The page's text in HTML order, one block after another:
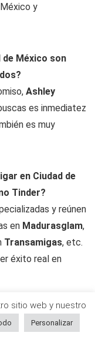
y
de México son
Ashley
es inmediatez
es muy
en Ciudad de
Tinder?
y reúnen
en Madurasglam,
Transamigas, etc.
éxito real en
de
sitio web y nuestro
Personalizar